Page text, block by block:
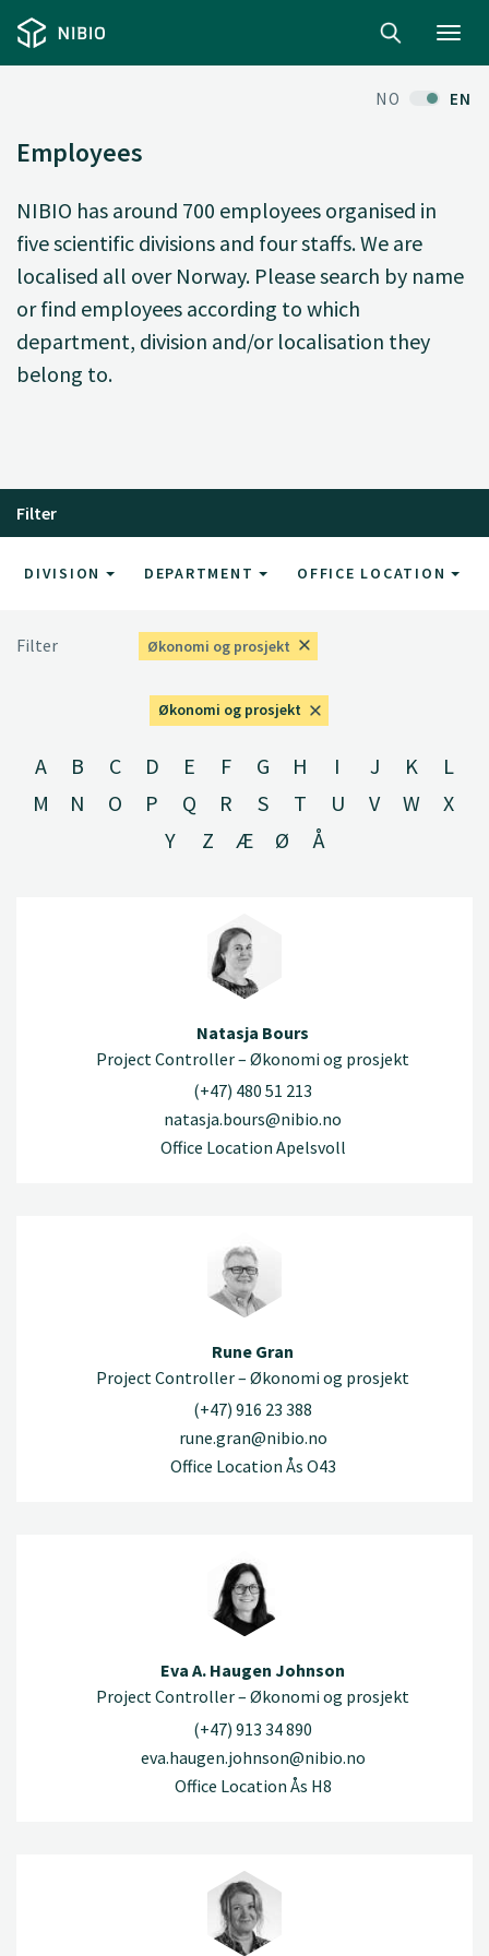
NO EN
Employees
NIBIO has around 700 employees organised in
five scientific divisions and four staffs. We are
localised all over Norway. Please search by name
or find employees according to which
department, division and/or localisation they
belong to.
Filter
DIVISION DEPARTMENT OFFICE LOCATION
Filter Økonomi og prosjekt
Økonomi og prosjekt
A B C D E F G H I J K
L
M
N O P Q R S T U V W
X
Y
Z Æ Ø Å
Natasja Bours
Project Controller – Økonomi og prosjekt
(+47) 480 51 213
natasja.bours@nibio.no
Office Location Apelsvoll
Rune Gran
Project Controller – Økonomi og prosjekt
(+47) 916 23 388
rune.gran@nibio.no
Office Location Ås O43
Eva A. Haugen Johnson
Project Controller – Økonomi og prosjekt
(+47) 913 34 890
eva.haugen.johnson@nibio.no
Office Location Ås H8